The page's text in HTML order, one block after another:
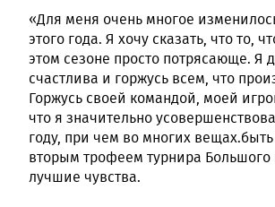
«Для меня очень многое
этого года. Я хочу сказать, что то,
этом сезоне просто потрясающе. Я
счастлива и горжусь всем, что
Горжусь своей командой, моей
что я значительно
году, при чем во многих
вторым трофеем турнира
лучшие чувства.